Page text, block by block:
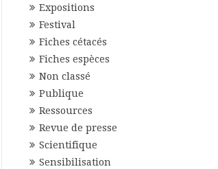
Expositions
Festival
Fiches cétacés
Fiches espèces
Non classé
Publique
Ressources
Revue de presse
Scientifique
Sensibilisation